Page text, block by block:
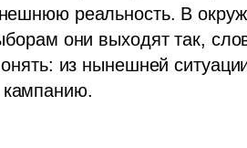
реальность. В
они выходят так,
из нынешней